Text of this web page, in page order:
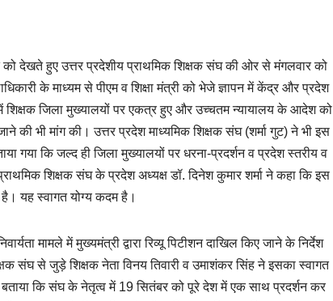
को देखते हुए उत्तर प्रदेशीय प्राथमिक शिक्षक संघ की ओर से मंगलवार को
के माध्यम से पीएम व शिक्षा मंत्री को भेजे ज्ञापन में केंद्र और प्रदेश
जिला मुख्यालयों पर एकत्र हुए और उच्चतम न्यायालय के आदेश को
भी मांग की। उत्तर प्रदेश माध्यमिक शिक्षक संघ (शर्मा गुट) ने भी इस
गया कि जल्द ही जिला मुख्यालयों पर धरना-प्रदर्शन व प्रदेश स्तरीय व
शिक्षक संघ के प्रदेश अध्यक्ष डॉ. दिनेश कुमार शर्मा ने कहा कि इस
है। यह स्वागत योग्य कदम है।
मामले में मुख्यमंत्री द्वारा रिव्यू पिटीशन दाखिल किए जाने के निर्देश
संघ से जुड़े शिक्षक नेता विनय तिवारी व उमाशंकर सिंह ने इसका स्वागत
कि संघ के नेतृत्व में 19 सितंबर को पूरे देश में एक साथ प्रदर्शन कर